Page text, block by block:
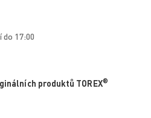
do 17:00
produktů TOREX®